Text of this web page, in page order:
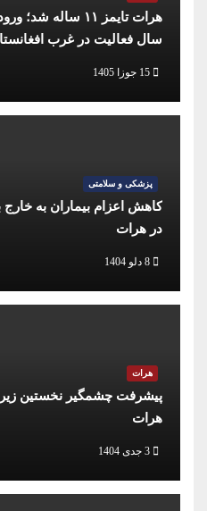
هرات تایمز ۱۱
سال فعالیت در غرب
15 جوزا 1405
پزشکی و سلامتی
کاهش اعزام بیماران به
در هرات
8 دلو 1404
هرات
پیشرفت چشمگیر نخستین
هرات
3 جدی 1404